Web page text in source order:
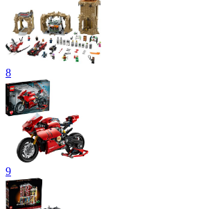
8
9